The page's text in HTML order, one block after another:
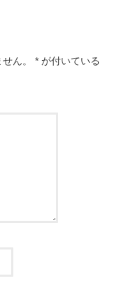
ん。 * が付いている